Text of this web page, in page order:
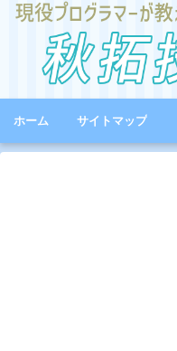
ホーム サイトマップ